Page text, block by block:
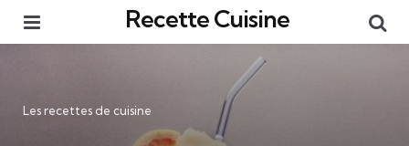
Recette Cuisine
Catégories
Les recettes de cuisine